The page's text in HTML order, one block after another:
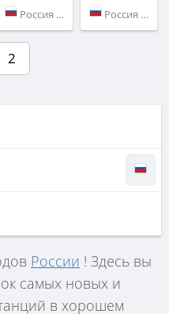
Россия (Феодосия) Россия (102.3 FM)
2
России ! Здесь вы
самых новых и
в хорошем